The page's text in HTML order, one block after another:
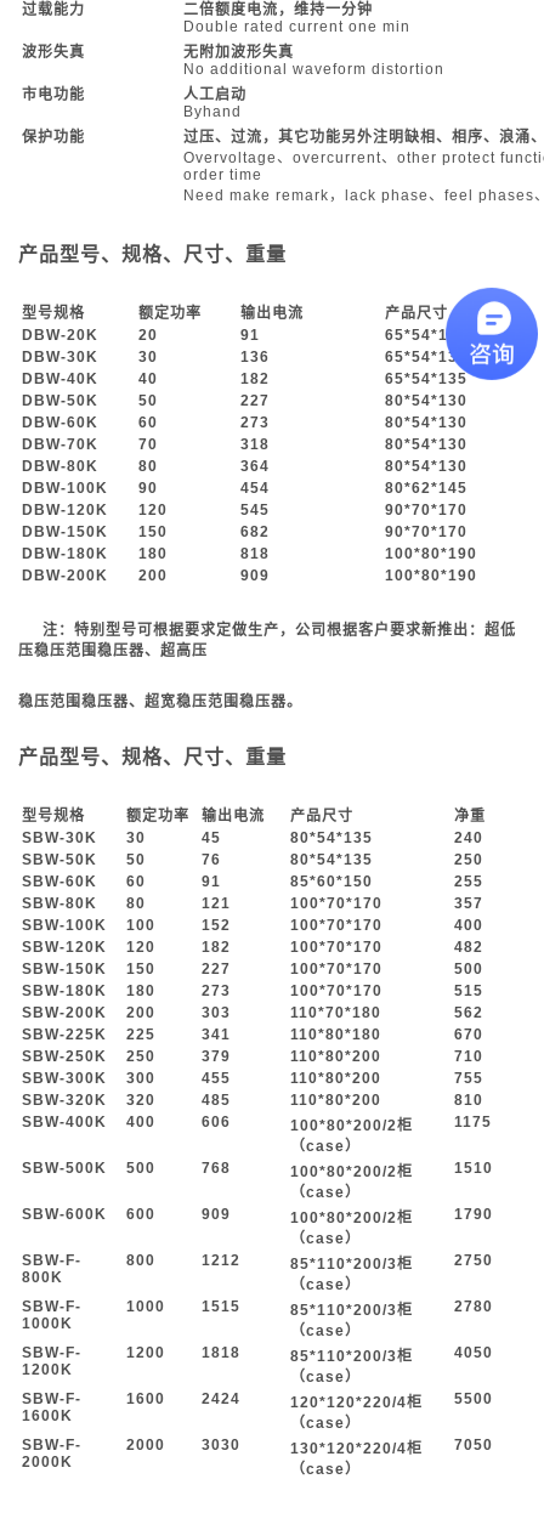
过载能力
二倍额度电流，维持一分钟
Double rated current one min
波形失真
无附加波形失真
No additional waveform distortion
市电功能
人工启动
Byhand
保护功能
过压、过流，其它功能另外注明缺相、相序、浪涌
Overvoltage、overcurrent、other protect
order time
Need make remark，lack phase、feel
产品型号、规格、尺寸、重量
型号规格 额定功率 输出电流
产品尺寸
DBW-20K
20 91
65*54*135
DBW-30K
30 136
65*54*135
DBW-40K
40 182
65*54*135
DBW-50K
50 227
80*54*130
DBW-60K
60 273
80*54*130
DBW-70K
70 318
80*54*130
DBW-80K
80 364
80*54*130
DBW-100K
90 454
80*62*145
DBW-120K
120 545
90*70*170
DBW-150K
150 682
90*70*170
DBW-180K
180 818
100*80*190
DBW-200K
200 909 100*80*190
注：特别型号可根据要求定做生产，公司根据客户要求新推出：超低
压稳压范围稳压器、 超高压
稳压范围稳压器、超宽稳压范围稳压器。
产品型号、规格、尺寸、重量
型号规格 额定功率 输出电流 产品尺寸
净重
SBW-30K
30 45 80*54*135
240
SBW-50K
50 76 80*54*135
250
SBW-60K
60 91 85*60*150
255
SBW-80K
80 121 100*70*170
357
SBW-100K
100 152 100*70*170
400
SBW-120K
120 182 100*70*170
482
SBW-150K
150 227 100*70*170
500
SBW-180K
180 273 100*70*170
515
SBW-200K
200 303 110*70*180
562
SBW-225K
225 341 110*80*180
670
SBW-250K
250 379 110*80*200
710
SBW-300K
300 455 110*80*200
755
SBW-320K
320 485 110*80*200
810
SBW-400K
400 606 100*80*200/2柜
（case）
1175
SBW-500K 500 768 100*80*200/2柜
（case）
1510
SBW-600K 600 909 100*80*200/2柜
（case）
1790
SBW-F-
800K
800 1212 85*110*200/3柜
（case）
2750
SBW-F-
1000K
1000 1515 85*110*200/3柜
（case）
2780
SBW-F-
1200K
1200 1818 85*110*200/3柜
（case）
4050
SBW-F-
1600K
1600 2424 120*120*220/4柜
（case）
5500
SBW-F-
2000K
2000 3030 130*120*220/4柜
（case）
7050